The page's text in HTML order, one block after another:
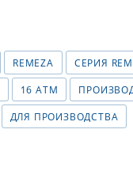
REMEZA СЕРИЯ
16 АТМ
ДЛЯ ПРОИЗВОДСТВА